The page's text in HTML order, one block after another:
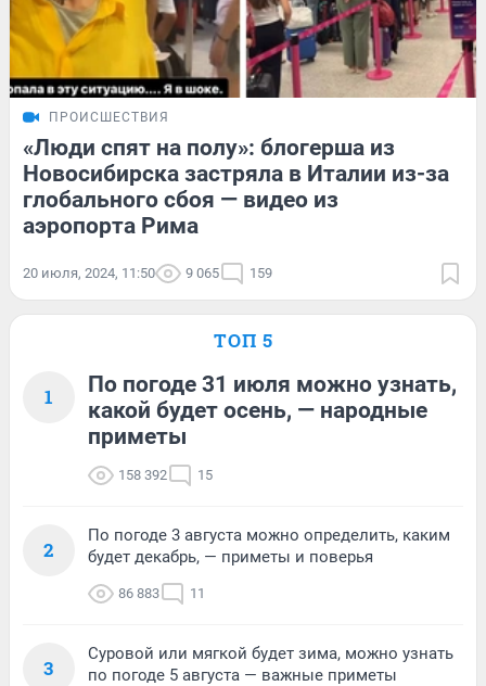
ПРОИСШЕСТВИЯ
«Люди спят на полу»: блогерша из
Новосибирска застряла в Италии из-за
глобального сбоя — видео из
аэропорта Рима
20 июля, 2024, 11:50 9 065 159
ТОП 5
1
По погоде 31 июля можно узнать,
какой будет осень, — народные
приметы
158 392 15
2
По погоде 3 августа можно определить, каким
будет декабрь, — приметы и поверья
86 883 11
3
Суровой или мягкой будет зима, можно узнать
по погоде 5 августа — важные приметы